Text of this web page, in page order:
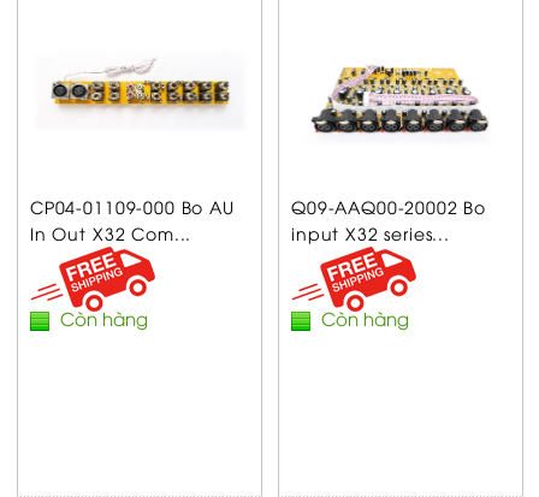
CP04-01109-000 Bo AU
In Out X32 Com...
Còn hàng
Q09-AAQ00-20002 Bo
input X32 series...
Còn hàng